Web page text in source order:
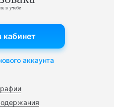
в учебе
кабинет
аккаунта